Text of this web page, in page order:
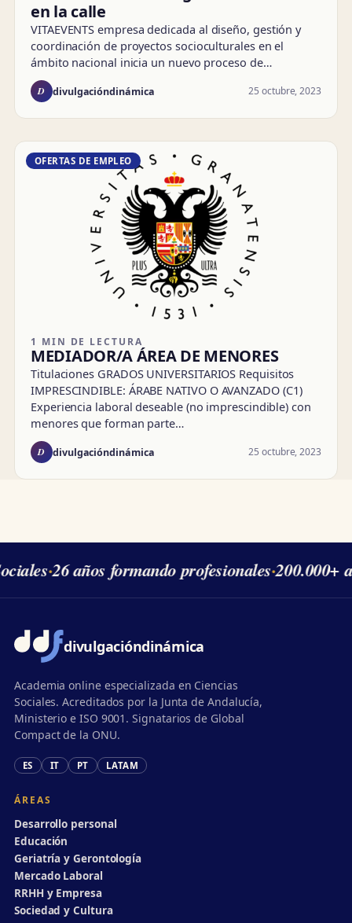
en la calle
VITAEVENTS empresa dedicada al diseño, gestión y
coordinación de proyectos socioculturales en el
ámbito nacional inicia un nuevo proceso de…
D divulgacióndinámica 25 octubre, 2023
OFERTAS DE EMPLEO
1 MIN DE LECTURA
MEDIADOR/A ÁREA DE MENORES
Titulaciones GRADOS UNIVERSITARIOS Requisitos
IMPRESCINDIBLE: ÁRABE NATIVO O AVANZADO (C1)
Experiencia laboral deseable (no imprescindible) con
menores que forman parte…
D divulgacióndinámica 25 octubre, 2023
·26 años formando profesionales·200.000+
divulgacióndinámica
Academia online especializada en Ciencias
Sociales. Acreditados por la Junta de Andalucía,
Ministerio e ISO 9001. Signatarios de Global
Compact de la ONU.
ES IT PT LATAM
ÁREAS
Desarrollo personal
Educación
Geriatría y Gerontología
Mercado Laboral
RRHH y Empresa
Sociedad y Cultura